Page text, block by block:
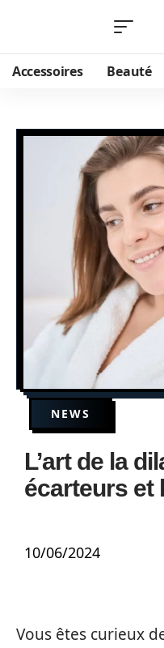
Accessoires Beauté
NEWS
L’art de la
écarteurs et
10/06/2024
Vous êtes curieux